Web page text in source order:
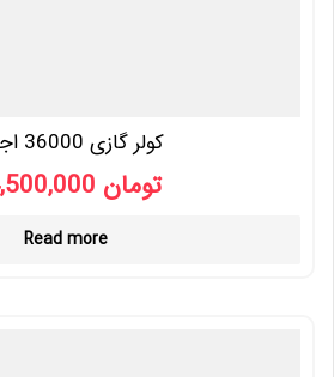
کولر گازی 36000 اجنرال
تومان
Read more